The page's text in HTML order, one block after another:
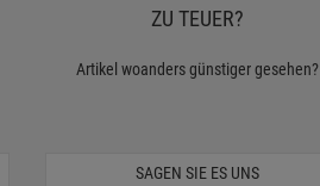
ZU TEUER?
Artikel woanders günstiger gesehen?
SAGEN SIE ES UNS